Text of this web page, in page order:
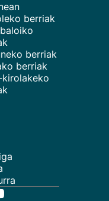
berriak
berriak
berriak
kirolakeko